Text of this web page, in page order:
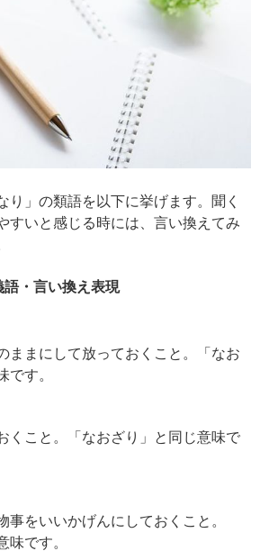
り」の類語を以下に挙げます。聞く
すいと感じる時には、言い換えてみ
語・言い換え表現
ままにして放っておくこと。「なお
です。
くこと。「なおざり」と同じ意味で
事をいいかげんにしておくこと。
味です。